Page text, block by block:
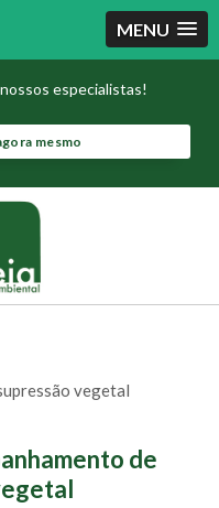
MENU
especialistas!
mesmo
vegetal
de